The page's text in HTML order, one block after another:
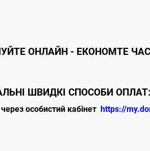
ОНЛАЙН - ЕКОНОМТЕ
ШВИДКІ СПОСОБИ ОПЛАТ:
особистий кабінет https://